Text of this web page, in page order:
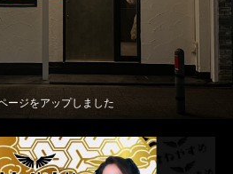
ージをアップしました